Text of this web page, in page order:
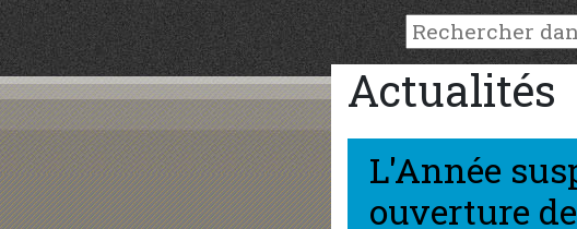
Actualités
L'Année
ouverture